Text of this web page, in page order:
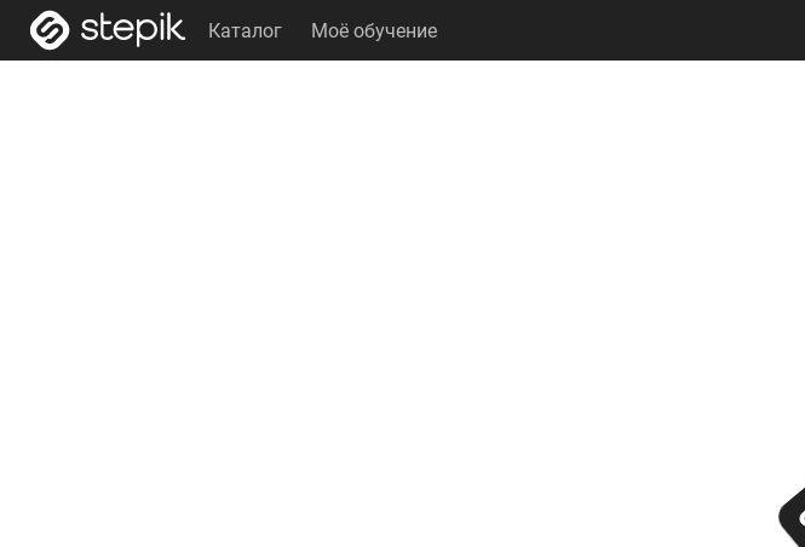
Каталог Моё обучение